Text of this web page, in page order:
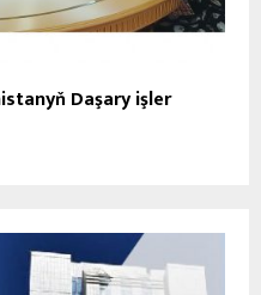
Daşary işler